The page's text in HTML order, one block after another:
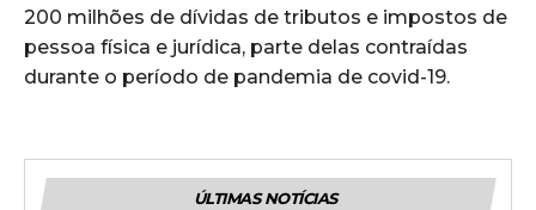
200 milhões de dívidas de tributos e impostos de
pessoa física e jurídica, parte delas contraídas
durante o período de pandemia de covid-19.
ÚLTIMAS NOTÍCIAS